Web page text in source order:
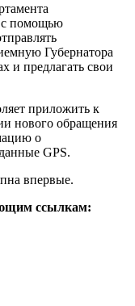
с помощью
Губернатора
и предлагать свои
приложить к
нового обращения
о
GPS.
впервые.
ссылкам: